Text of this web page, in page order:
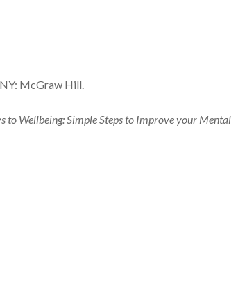
. NY: McGraw Hill
to Wellbeing: Simple Steps to Improve your Mental